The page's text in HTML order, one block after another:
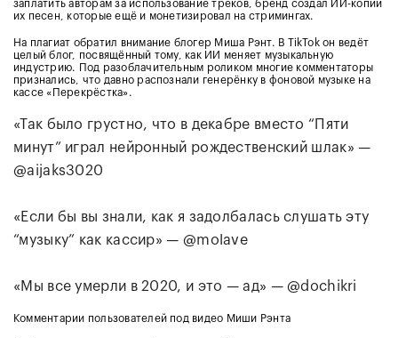
заплатить авторам за использование треков, бренд создал ИИ-копии
их песен, которые ещё и монетизировал на стримингах.
На плагиат обратил внимание блогер Миша Рэнт. В TikTok он ведёт
целый блог, посвящённый тому, как ИИ меняет музыкальную
индустрию. Под разоблачительным роликом многие комментаторы
признались, что давно распознали генерёнку в фоновой музыке на
кассе «Перекрёстка».
«Так было грустно, что в декабре вместо “Пяти
минут” играл нейронный рождественский шлак» —
@aijaks3020
«Если бы вы знали, как я задолбалась слушать эту
“музыку” как кассир» — @molave
«Мы все умерли в 2020, и это — ад» — @dochikri
Комментарии пользователей под видео Миши Рэнта